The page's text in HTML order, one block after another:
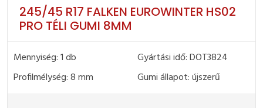
245/45 R17 FALKEN EUROWINTER HS02
PRO TÉLI GUMI 8MM
Mennyiség: 1 db
Gyártási idő: DOT3824
Profilmélység: 8 mm
Gumi állapot: újszerű